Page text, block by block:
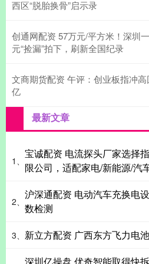
西区“脱胎换骨”启示录
创通网配资 57万元/平方米！深圳
元“捡漏”拍下，刷新全国纪录
文商期货配资 午评：创业板指冲
亿
最新文章
1、
宝诚配资 电流探头厂家选择
限公司，适配家电/新能源/汽
2、
沪深通配资 电动汽车充换电
数检测
3、 新立方配资 广西东方飞力电